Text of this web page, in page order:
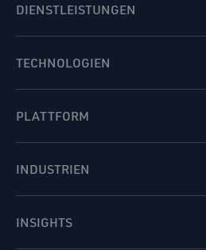
DIENSTLEISTUNGEN
TECHNOLOGIEN
PLATTFORM
INDUSTRIEN
INSIGHTS